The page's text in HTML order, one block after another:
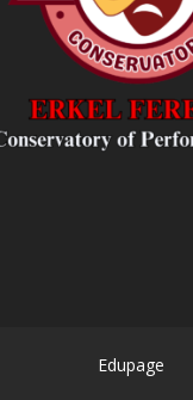
Edupage